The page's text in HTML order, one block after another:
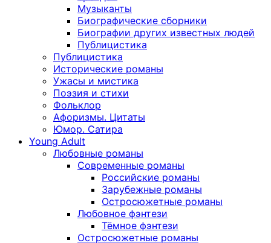
Музыканты
Биографические сборники
Биографии других известных людей
Публицистика
Публицистика
Исторические романы
Ужасы и мистика
Поэзия и стихи
Фольклор
Афоризмы. Цитаты
Юмор. Сатира
Young Adult
Любовные романы
Современные романы
Российские романы
Зарубежные романы
Остросюжетные романы
Любовное фэнтези
Тёмное фэнтези
Остросюжетные романы